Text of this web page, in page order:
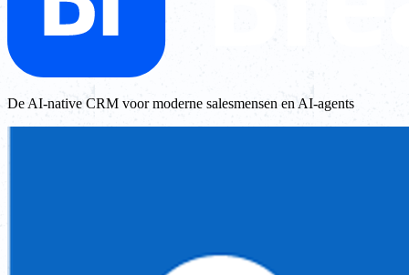
De AI-native CRM voor moderne salesmensen en AI-agents